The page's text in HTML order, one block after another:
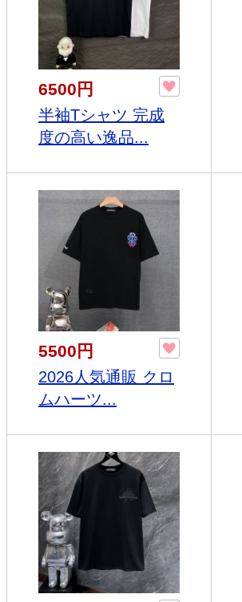
6500円
半袖Tシャツ 完成
度の高い逸品...
5500円
2026人気通販 クロ
ムハーツ...